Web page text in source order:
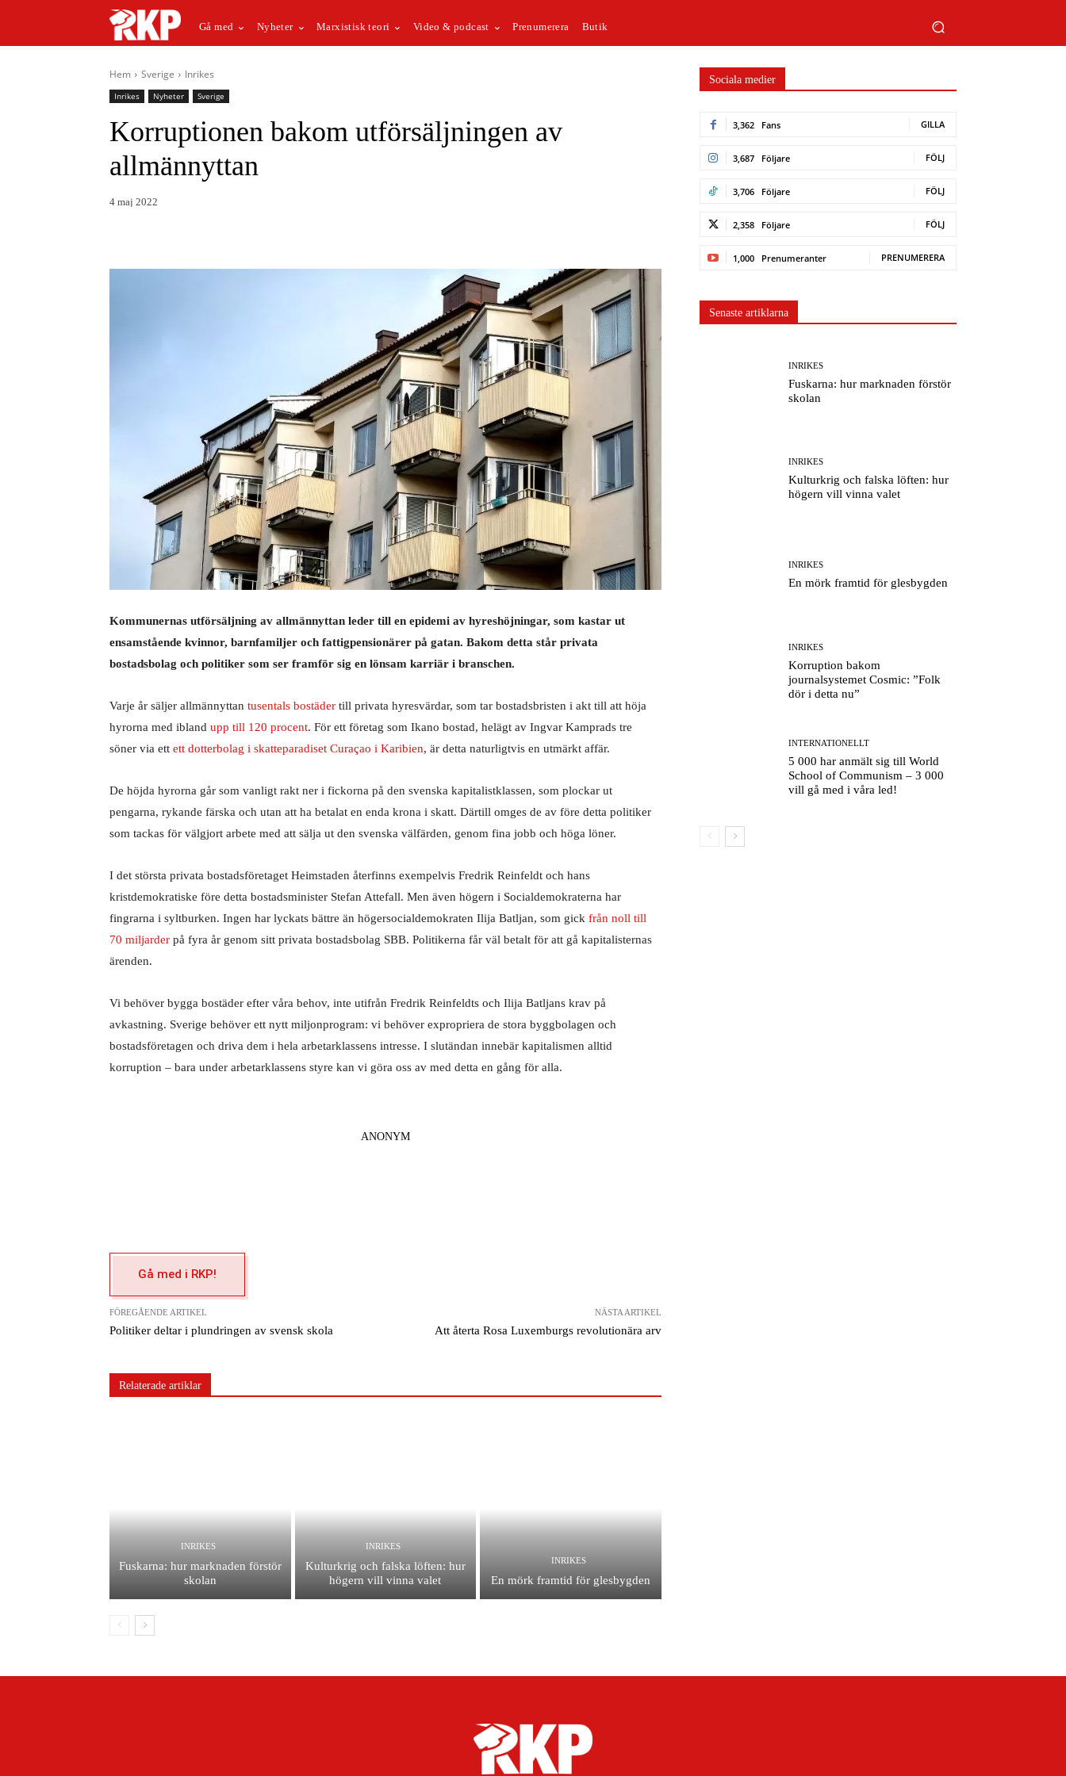
Gå med Nyheter Marxistisk teori Video & podcast Prenumerera Butik
Hem Sverige Inrikes
Inrikes Nyheter Sverige
Korruptionen bakom utförsäljningen av
allmännyttan
4 maj 2022
Kommunernas utförsäljning av allmännyttan leder till en epidemi av hyreshöjningar, som kastar ut
ensamstående kvinnor, barnfamiljer och fattigpensionärer på gatan. Bakom detta står privata
bostadsbolag och politiker som ser framför sig en lönsam karriär i branschen.
Varje år säljer allmännyttan tusentals bostäder till privata hyresvärdar, som tar bostadsbristen i akt till att höja
hyrorna med ibland upp till 120 procent. För ett företag som Ikano bostad, helägt av Ingvar Kamprads tre
söner via ett ett dotterbolag i skatteparadiset Curaçao i Karibien, är detta naturligtvis en utmärkt affär.
De höjda hyrorna går som vanligt rakt ner i fickorna på den svenska kapitalistklassen, som plockar ut
pengarna, rykande färska och utan att ha betalat en enda krona i skatt. Därtill omges de av före detta politiker
som tackas för välgjort arbete med att sälja ut den svenska välfärden, genom fina jobb och höga löner.
I det största privata bostadsföretaget Heimstaden återfinns exempelvis Fredrik Reinfeldt och hans
kristdemokratiske före detta bostadsminister Stefan Attefall. Men även högern i Socialdemokraterna har
fingrarna i syltburken. Ingen har lyckats bättre än högersocialdemokraten Ilija Batljan, som gick från noll till
70 miljarder på fyra år genom sitt privata bostadsbolag SBB. Politikerna får väl betalt för att gå kapitalisternas
ärenden.
Vi behöver bygga bostäder efter våra behov, inte utifrån Fredrik Reinfeldts och Ilija Batljans krav på
avkastning. Sverige behöver ett nytt miljonprogram: vi behöver expropriera de stora byggbolagen och
bostadsföretagen och driva dem i hela arbetarklassens intresse. I slutändan innebär kapitalismen alltid
korruption – bara under arbetarklassens styre kan vi göra oss av med detta en gång för alla.
ANONYM
Gå med i RKP!
FÖREGÅENDE ARTIKEL
Politiker deltar i plundringen av svensk skola
NÄSTA ARTIKEL
Att återta Rosa Luxemburgs revolutionära arv
Relaterade artiklar
INRIKES
Fuskarna: hur marknaden förstör
skolan
INRIKES
Kulturkrig och falska löften: hur
högern vill vinna valet
INRIKES
En mörk framtid för glesbygden
Sociala medier
3,362 Fans GILLA
3,687 Följare FÖLJ
3,706 Följare FÖLJ
2,358 Följare FÖLJ
1,000 Prenumeranter PRENUMERERA
Senaste artiklarna
INRIKES
Fuskarna: hur marknaden förstör
skolan
INRIKES
Kulturkrig och falska löften: hur
högern vill vinna valet
INRIKES
En mörk framtid för glesbygden
INRIKES
Korruption bakom
journalsystemet Cosmic: ”Folk
dör i detta nu”
INTERNATIONELLT
5 000 har anmält sig till World
School of Communism – 3 000
vill gå med i våra led!